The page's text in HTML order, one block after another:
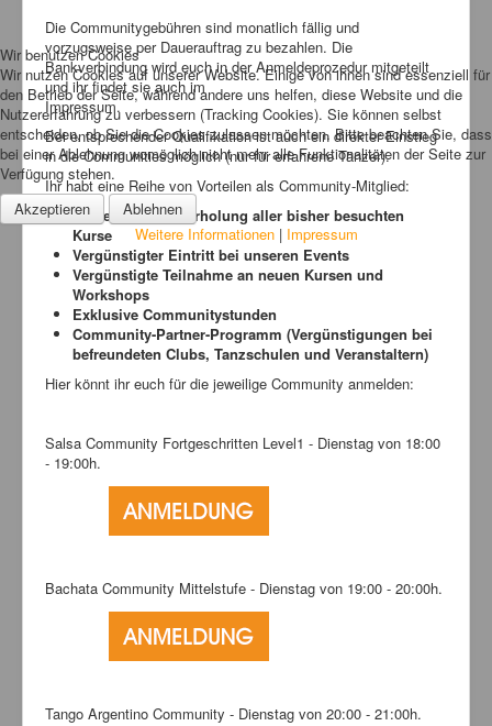
Die Communitygebühren sind monatlich fällig und
vorzugsweise per Dauerauftrag zu bezahlen. Die
Bankverbindung wird euch in der Anmeldeprozedur mitgeteilt
und ihr findet sie auch im
Impressum.
Bei entsprechender Qualifikation ist auch ein direkter Einstieg
in die Communities möglich (nur für erfahrene Tänzer).
Ihr habt eine Reihe von Vorteilen als Community-Mitglied:
Kostenlose Wiederholung aller bisher besuchten
Kurse
Vergünstigter Eintritt bei unseren Events
Vergünstigte Teilnahme an neuen Kursen und
Workshops
Exklusive Communitystunden
Community-Partner-Programm (Vergünstigungen bei
befreundeten Clubs, Tanzschulen und Veranstaltern)
Hier könnt ihr euch für die jeweilige Community anmelden:
Salsa Community Fortgeschritten Level1 - Dienstag von 18:00
- 19:00h.
Bachata Community Mittelstufe - Dienstag von 19:00 - 20:00h.
Tango Argentino Community - Dienstag von 20:00 - 21:00h.
Wir benutzen Cookies
Wir nutzen Cookies auf unserer Website. Einige von ihnen sind essenziell für
den Betrieb der Seite, während andere uns helfen, diese Website und die
Nutzererfahrung zu verbessern (Tracking Cookies). Sie können selbst
entscheiden, ob Sie die Cookies zulassen möchten. Bitte beachten Sie, dass
bei einer Ablehnung womöglich nicht mehr alle Funktionalitäten der Seite zur
Verfügung stehen.
Akzeptieren
Ablehnen
Weitere Informationen| Impressum